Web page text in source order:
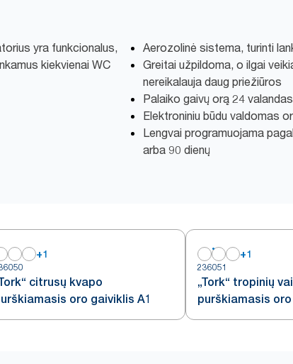
yra funkcionalus,
kiekvienai WC
Aerozolinė sistema, turinti
Greitai užpildoma, o ilgai
nereikalauja daug priežiūros
Palaiko gaivų orą 24
Elektroniniu būdu valdomas
Lengvai programuojama
arba 90 dienų
+1
citrusų kvapo
oro gaiviklis A1
+1
236051
„Tork“ tropinių
purškiamasis oro